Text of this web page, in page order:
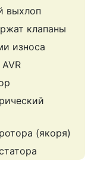
выхлоп
клапаны
износа
(якоря)